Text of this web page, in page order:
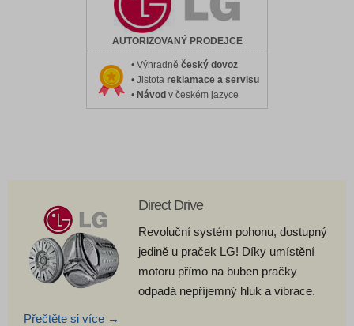
AUTORIZOVANÝ PRODEJCE
• Výhradně český dovoz
• Jistota reklamace a servisu
• Návodv českém jazyce
Direct Drive
Revoluční systém pohonu, dostupný
jedině u praček LG! Díky umístění
motoru přímo na buben pračky
odpadá nepříjemný hluk a vibrace.
Přečtěte si více →